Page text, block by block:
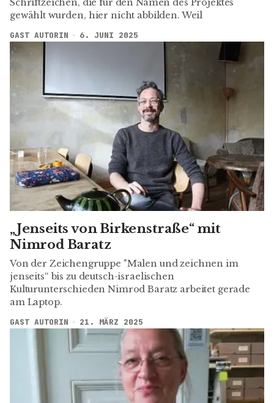
gewählt wurden, hier nicht abbilden. Weil
GAST AUTORIN 6. JUNI 2025
„Jenseits von Birkenstraße“ mit
Nimrod Baratz
Von der Zeichengruppe "Malen und zeichnen im
jenseits“ bis zu deutsch-israelischen
Kulturunterschieden Nimrod Baratz arbeitet gerade
am Laptop.
GAST AUTORIN 21. MÄRZ 2025